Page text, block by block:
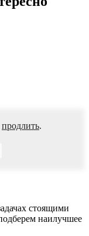
продлить.
стоящими
наилучшее